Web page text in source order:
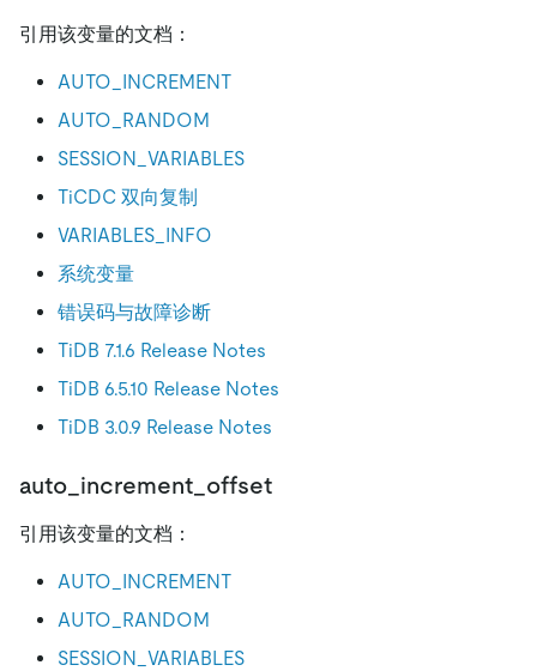
引用该变量的文档：
AUTO_INCREMENT
AUTO_RANDOM
SESSION_VARIABLES
TiCDC 双向复制
VARIABLES_INFO
系统变量
错误码与故障诊断
TiDB 7.1.6 Release Notes
TiDB 6.5.10 Release Notes
TiDB 3.0.9 Release Notes
auto_increment_offset
引用该变量的文档：
AUTO_INCREMENT
AUTO_RANDOM
SESSION_VARIABLES